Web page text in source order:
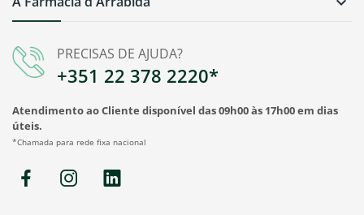
PRECISAS DE AJUDA?
+351 22 378 2220*
Atendimento ao Cliente disponível das 09h00 às 17h00 em dias
úteis.
*Chamada para rede fixa nacional